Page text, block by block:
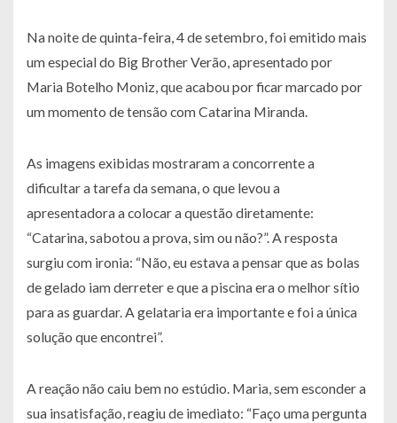
Na noite de quinta-feira, 4 de setembro, foi emitido mais
um especial do Big Brother Verão, apresentado por
Maria Botelho Moniz, que acabou por ficar marcado por
um momento de tensão com Catarina Miranda.
As imagens exibidas mostraram a concorrente a
dificultar a tarefa da semana, o que levou a
apresentadora a colocar a questão diretamente:
“Catarina, sabotou a prova, sim ou não?”. A resposta
surgiu com ironia: “Não, eu estava a pensar que as bolas
de gelado iam derreter e que a piscina era o melhor sítio
para as guardar. A gelataria era importante e foi a única
solução que encontrei”.
A reação não caiu bem no estúdio. Maria, sem esconder a
sua insatisfação, reagiu de imediato: “Faço uma pergunta